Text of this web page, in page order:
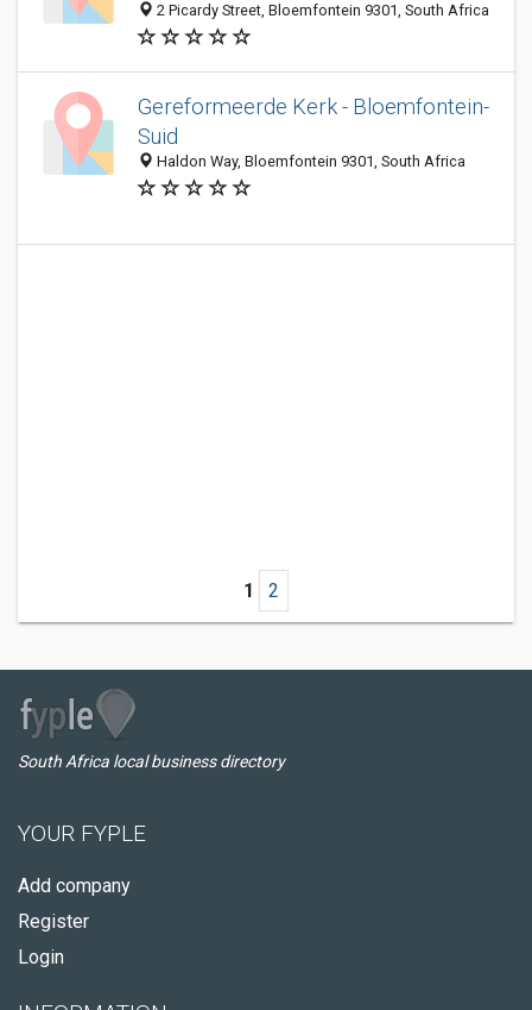
2 Picardy Street, Bloemfontein 9301, South Africa
Gereformeerde Kerk - Bloemfontein-
Suid
Haldon Way, Bloemfontein 9301, South Africa
1 2
South Africa local business directory
YOUR FYPLE
Add company
Register
Login